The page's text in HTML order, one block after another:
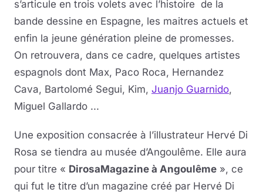
s’articule en trois volets avec l’histoire de la
bande dessine en Espagne, les maitres actuels et
enfin la jeune génération pleine de promesses.
On retrouvera, dans ce cadre, quelques artistes
espagnols dont Max, Paco Roca, Hernandez
Cava, Bartolomé Segui, Kim, Juanjo Guarnido,
Miguel Gallardo ...
Une exposition consacrée à l’illustrateur Hervé Di
Rosa se tiendra au musée d’Angoulême. Elle aura
pour titre « DirosaMagazine à Angoulême », ce
qui fut le titre d’un magazine créé par Hervé Di